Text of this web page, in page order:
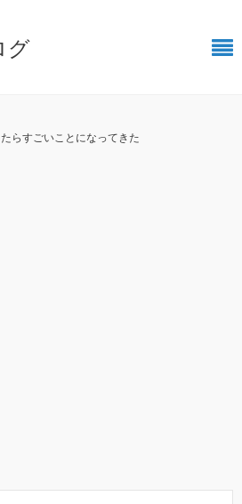
グ
らすごいことになってきた